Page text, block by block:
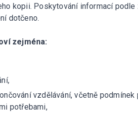
kopii. Poskytování informací podle
dotčeno.
zejména:
vzdělávání, včetně podmínek
potřebami,